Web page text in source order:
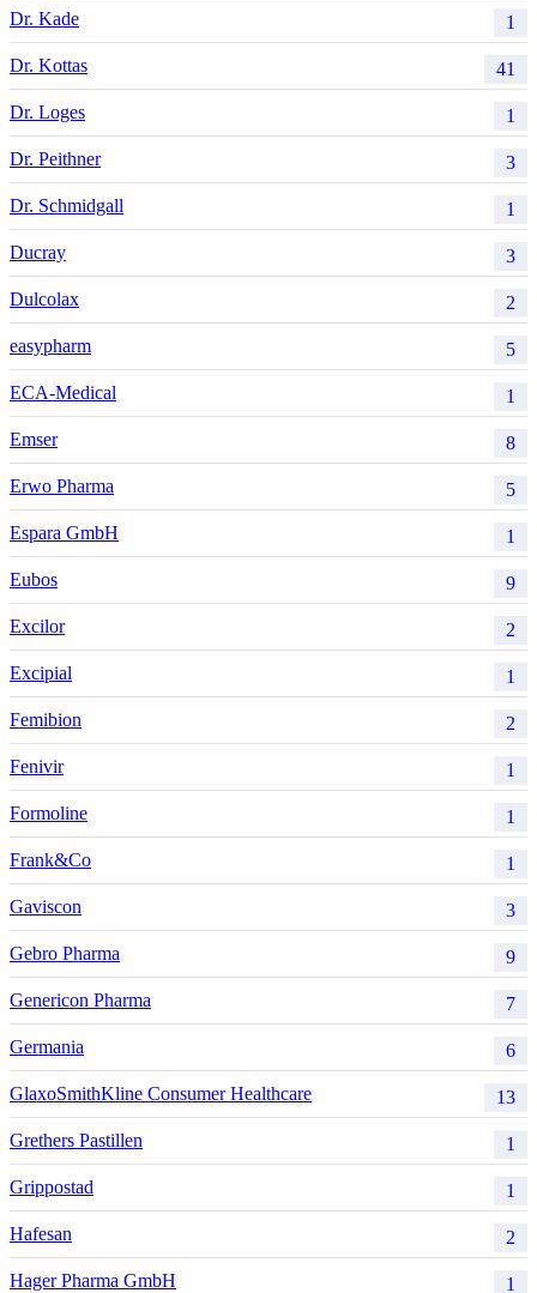
Dr. Kade 1
Dr. Kottas 41
Dr. Loges 1
Dr. Peithner 3
Dr. Schmidgall 1
Ducray 3
Dulcolax 2
easypharm 5
ECA-Medical 1
Emser 8
Erwo Pharma 5
Espara GmbH 1
Eubos 9
Excilor 2
Excipial 1
Femibion 2
Fenivir 1
Formoline 1
Frank&Co 1
Gaviscon 3
Gebro Pharma 9
Genericon Pharma 7
Germania 6
GlaxoSmithKline Consumer Healthcare 13
Grethers Pastillen 1
Grippostad 1
Hafesan 2
Hager Pharma GmbH 1